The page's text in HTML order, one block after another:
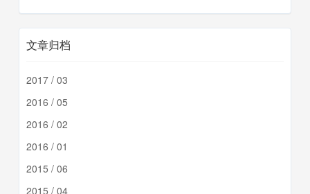
文章归档
2017 / 03
2016 / 05
2016 / 02
2016 / 01
2015 / 06
2015 / 04